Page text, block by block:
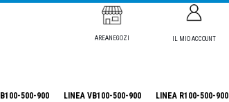
AREANEGOZI IL MIO ACCOUNT
500-900 LINEA VB100-500-900 LINEA R100-500-900